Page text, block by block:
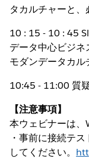
タカルチャーと
10 : 15 - 10 : 45
データ中心ビジ
モダンデータカ
10:45 - 11:00 質
【注意事項】
本ウェビナーは、
・事前に接続テ
してください。